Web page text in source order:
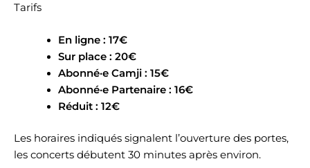
Tarifs
En ligne : 17€
Sur place : 20€
Abonné·e Camji : 15€
Abonné·e Partenaire : 16€
Réduit : 12€
Les horaires indiqués signalent l’ouverture des portes,
les concerts débutent 30 minutes après environ.